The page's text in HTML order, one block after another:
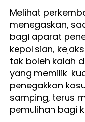
Melihat
menegaskan,
bagi aparat
kepolisian,
tak boleh kalah
yang memiliki
penegakkan
samping, terus
pemulihan bagi